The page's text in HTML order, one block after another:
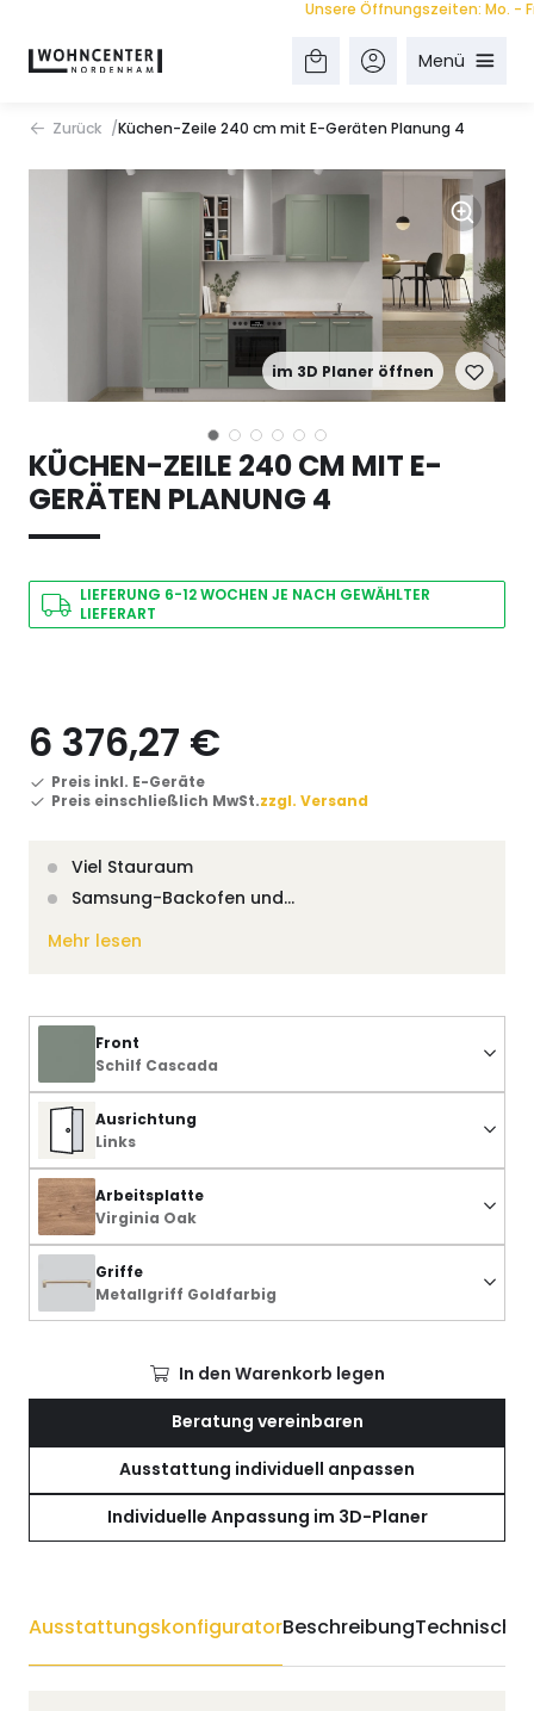
Unsere Öffnungszeiten: Mo. - Fr.
Menü
Zurück Küchen-Zeile 240 cm mit E-Geräten Planung 4
im 3D Planer öffnen
KÜCHEN-ZEILE 240 CM MIT E-
GERÄTEN PLANUNG 4
LIEFERUNG 6-12 WOCHEN JE NACH GEWÄHLTER
LIEFERART
6 376,27 €
Preis inkl. E-Geräte
Preis einschließlich MwSt.zzgl. Versand
Viel Stauraum
Samsung-Backofen und…
Mehr lesen
Front
Schilf Cascada
Ausrichtung
Links
Arbeitsplatte
Virginia Oak
Griffe
Metallgriff Goldfarbig
In den Warenkorb legen
Beratung vereinbaren
Ausstattung individuell anpassen
Individuelle Anpassung im 3D-Planer
AusstattungskonfiguratorBeschreibungTechnische